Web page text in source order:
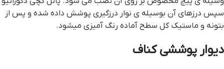
سپس درزهای آن بوسیله ی نوار درزگیری پوشش داده شده و پس از
بتونه و ماستیک کل سطح آماده رنگ آمیزی میشود.
دیوار پوششی کناف